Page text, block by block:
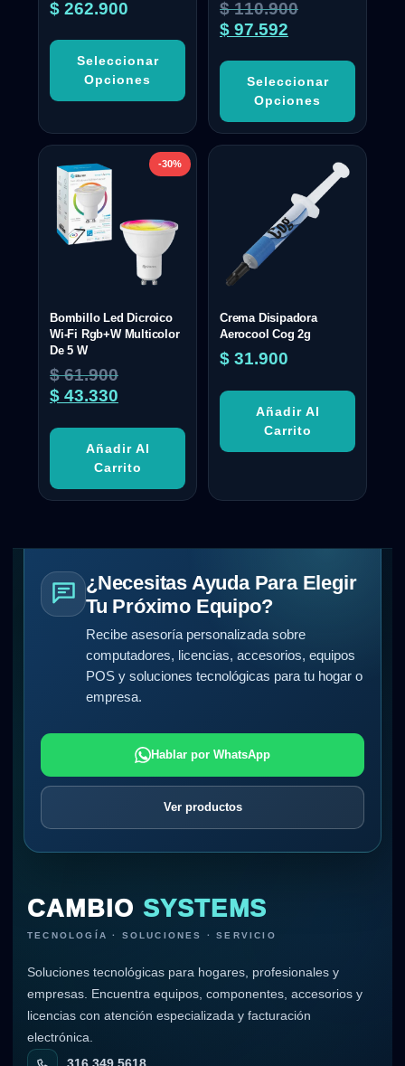
$ 262.900
Seleccionar
Opciones
$110.900
$ 97.592
Seleccionar
Opciones
-30%
Bombillo Led Dicroico
Wi-Fi Rgb+W Multicolor
De 5 W
$61.900
$ 43.330
Añadir Al
Carrito
Crema Disipadora
Aerocool Cog 2g
$ 31.900
Añadir Al
Carrito
¿Necesitas Ayuda Para Elegir
Tu Próximo Equipo?
Recibe asesoría personalizada sobre
computadores, licencias, accesorios, equipos
POS y soluciones tecnológicas para tu hogar o
empresa.
Hablar por WhatsApp
Ver productos
CAMBIO SYSTEMS
TECNOLOGÍA · SOLUCIONES · SERVICIO
Soluciones tecnológicas para hogares, profesionales y
empresas. Encuentra equipos, componentes, accesorios y
licencias con atención especializada y facturación
electrónica.